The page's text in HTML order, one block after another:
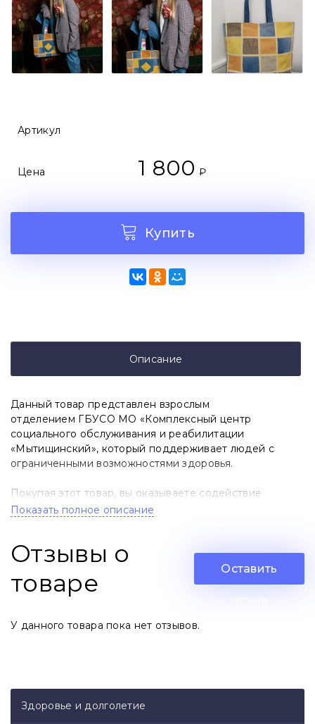
Здоровье и долголетие
Артикул
Цена 1 800 ₽
Купить
Описание
Данный товар представлен взрослым
отделением ГБУСО МО «Комплексный центр
социального обслуживания и реабилитации
«Мытищинский», который поддерживает людей с
ограниченными возможностями здоровья.
Покупая этот товар, вы оказываете содействие
организации, которая не только помогает особенным
задачи.
Текстильная сумка-шопер.
Застегивается на
магнитную кнопку.
для повседневной носки, походов в магазин или на
Высота - 30 см
Показать полное описание
Отзывы о
товаре
Оставить
У данного товара пока нет отзывов.